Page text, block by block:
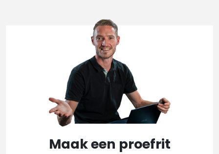
Maak een proefrit